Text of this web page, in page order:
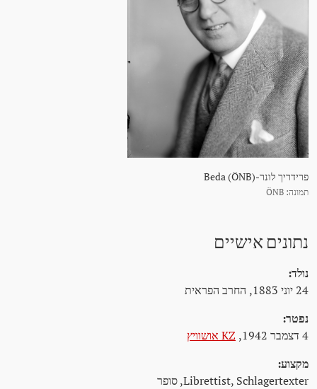
פרידריך לונר-Beda (ÖNB)
תמונה: ÖNB
נתונים אישיים
נולד:
24 יוני 1883, החרב הפראית
נפטר:
4 דצמבר 1942,
KZ אושוויץ
מקצוע:
Librettist, Schlagertexter, סופר